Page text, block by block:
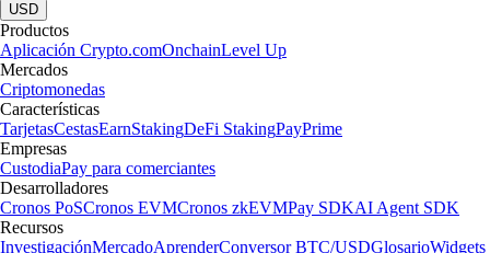
USD
Productos
Aplicación Crypto.comOnchainLevel Up
Mercados
Criptomonedas
Características
TarjetasCestasEarnStakingDeFi StakingPayPrime
Empresas
CustodiaPay para comerciantes
Desarrolladores
Cronos PoSCronos EVMCronos zkEVMPay SDKAI Agent SDK
Recursos
InvestigaciónMercadoAprenderConversor BTC/USDGlosarioWidgets